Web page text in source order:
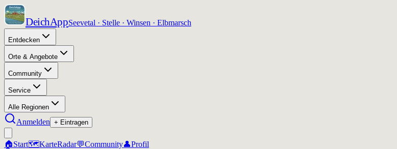
DeichAppSeevetal · Stelle · Winsen · Elbmarsch
Entdecken
Orte & Angebote
Community
Service
Alle Regionen
Anmelden + Eintragen
🏠Start🗺️KarteRadar💬Community👤Profil